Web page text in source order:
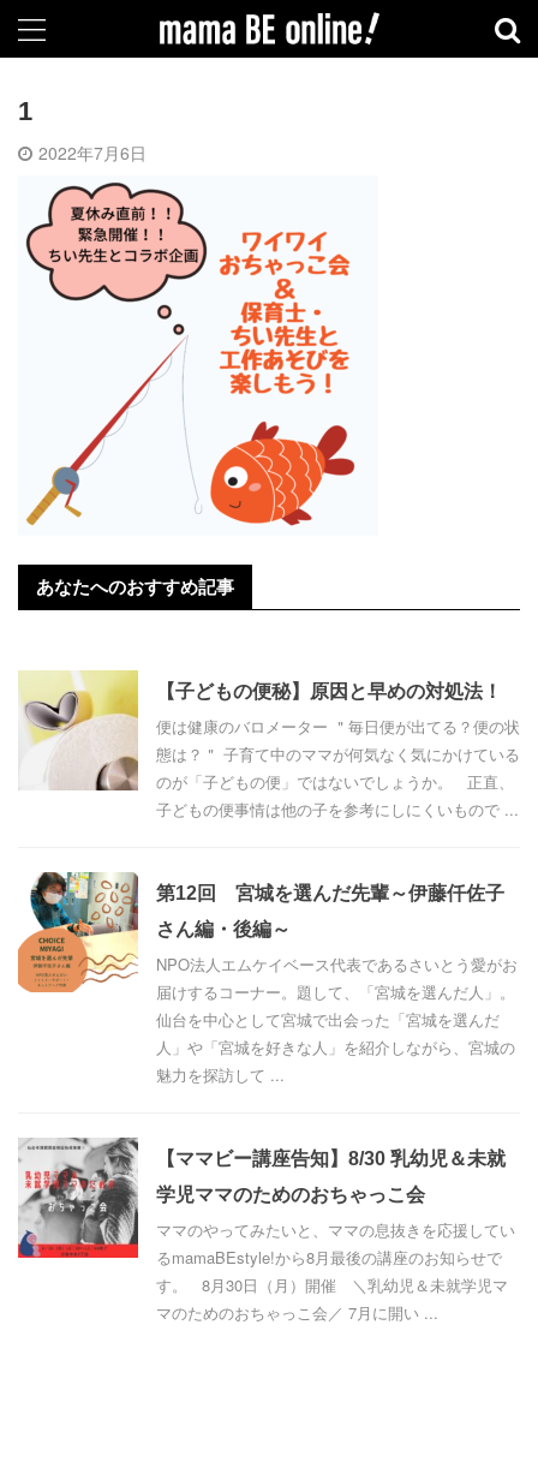
1
2022年7月6日
あなたへのおすすめ記事
【子どもの便秘】原因と早めの対処法！
便は健康のバロメーター ＂毎日便が出てる？便の状
態は？＂ 子育て中のママが何気なく気にかけている
のが「子どもの便」ではないでしょうか。 正直、
子どもの便事情は他の子を参考にしにくいもので ...
第12回 宮城を選んだ先輩～伊藤仟佐子
さん編・後編～
NPO法人エムケイベース代表であるさいとう愛がお
届けするコーナー。題して、「宮城を選んだ人」。
仙台を中心として宮城で出会った「宮城を選んだ
人」や「宮城を好きな人」を紹介しながら、宮城の
魅力を探訪して ...
【ママビー講座告知】8/30 乳幼児＆未就
学児ママのためのおちゃっこ会
ママのやってみたいと、ママの息抜きを応援してい
るmamaBEstyle!から8月最後の講座のお知らせで
す。 8月30日（月）開催 ＼乳幼児＆未就学児マ
マのためのおちゃっこ会／ 7月に開い ...